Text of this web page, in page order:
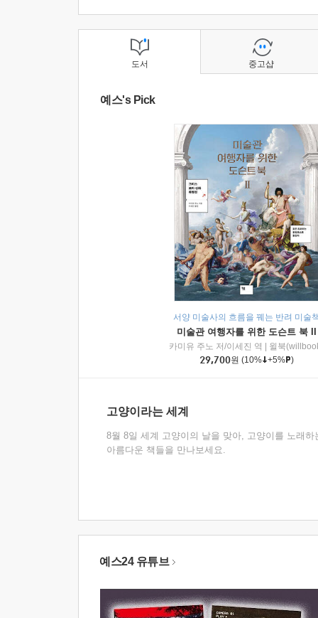
도서
예스's Pick
서양 미술사의 흐름을 꿰는 반려 미술
미술관 여행자를 위한 도슨트 북 II
카미유 주노 저/이세진 역
윌북
29,700원 (10% +5% )
고양이라는 세계
8월 8일 세계 고양이의 날을 맞아, 고양이를 노래하
아름다운 책들을 만나보세요.
중고샵
예스24 유튜브